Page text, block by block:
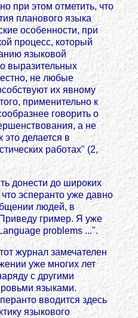
при этом отметить, что
планового языка
особенности, при
процесс, который
языковой
выразительных
не любые
их явному
применительно к
говорить о
а не
это делается в
работах" (2,
донести до широких
эсперанто уже давно
людей, в
гример. Я уже
problems ...".
журнал замечателен
уже многих лет
с другими
языками.
вводится здесь
языкового